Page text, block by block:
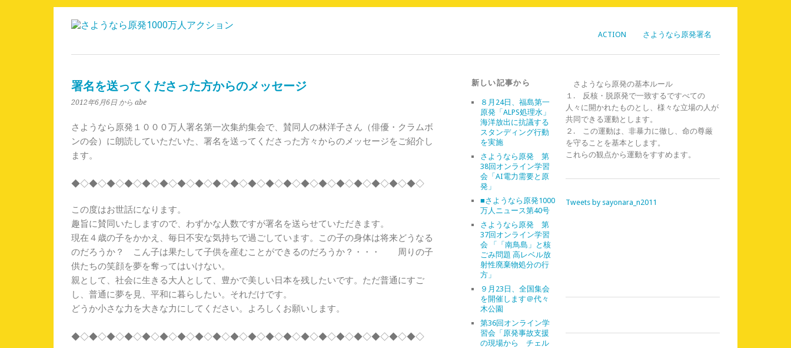
ACTION さようなら原発署名
署名を送ってくださった方からのメッセージ
2012年6月6日 から abe
さようなら原発１０００万人署名第一次集約集会で、賛同人の林洋子さん（俳優・クラムボ
ンの会）に朗読していただいた、署名を送ってくださった方々からのメッセージをご紹介し
ます。
◆◇◆◇◆◇◆◇◆◇◆◇◆◇◆◇◆◇◆◇◆◇◆◇◆◇◆◇◆◇◆◇◆◇◆◇◆◇◆◇
この度はお世話になります。
趣旨に賛同いたしますので、わずかな人数ですが署名を送らせていただきます。
現在４歳の子をかかえ、毎日不安な気持ちで過ごしています。この子の身体は将来どうなる
のだろうか？ こん子は果たして子供を産むことができるのだろうか？・・・ 周りの子
供たちの笑顔を夢を奪ってはいけない。
親として、社会に生きる大人として、豊かで美しい日本を残したいです。ただ普通にすご
し、普通に夢を見、平和に暮らしたい。それだけです。
どうか小さな力を大きな力にしてください。よろしくお願いします。
◆◇◆◇◆◇◆◇◆◇◆◇◆◇◆◇◆◇◆◇◆◇◆◇◆◇◆◇◆◇◆◇◆◇◆◇◆◇◆◇
新しい記事から
８月24日、福島第一
原発「ALPS処理水」
海洋放出に抗議する
スタンディング行動
を実施
さようなら原発 第
38回オンライン学習
会「AI電力需要と原
発」
■さようなら原発1000
万人ニュース第40号
さようなら原発 第
37回オンライン学習
会 「「南鳥島」と核
ごみ問題 高レベル放
射性廃棄物処分の行
方」
９月23日、全国集会
を開催します＠代々
木公園
第36回オンライン学
習会「原発事故支援
の現場から チェル
さようなら原発の基本ルール
１. 反核・脱原発で一致するですべての
人々に開かれたものとし、様々な立場の人が
共同できる運動とします。
２. この運動は、非暴力に徹し、命の尊厳
を守ることを基本とします。
これらの観点から運動をすすめます。
Tweets by sayonara_n2011